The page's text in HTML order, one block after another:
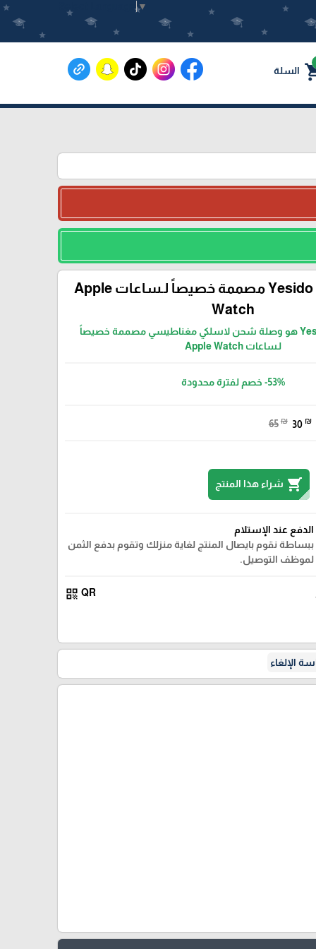
Select Language▼
السلة
شاحن Yesido DS32 مصممة خصيصاً لـساعات Apple
Watch
شاحن Yesido DS32 هو وصلة شحن لاسلكي مغناطيسي مصممة خصيصاً
لـساعات Apple Watch
-53% خصم لفترة محدودة
65 ₪ 30 ₪
shopping_cart شراء هذا المنتج
الدفع عند الإستلام
ببساطة نقوم بايصال المنتج لغاية منزلك وتقوم بدفع الثمن
لموظف التوصيل.
QR
qr_code
الإلغاء